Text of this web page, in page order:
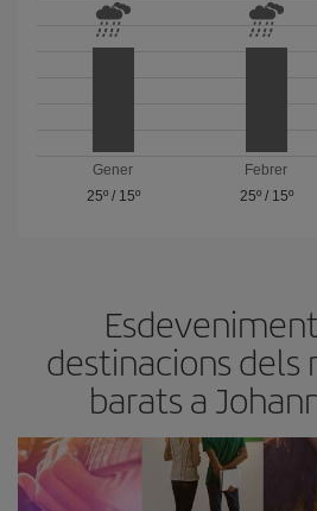
Gener
25º/ 15º
Febrer
25º/ 15º
destinacions dels
barats a